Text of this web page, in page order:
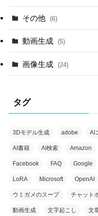
その他 (6)
動画生成 (5)
画像生成 (24)
タグ
3Dモデル生成 adobe AI
AI書籍 AI検索 Amazon
Facebook FAQ Google
LoRA Microsoft OpenAI
ウミガメのスープ チャット
動画生成 文字起こし 文